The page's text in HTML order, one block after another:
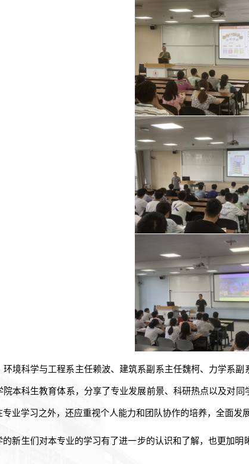
境科学与工程系主任赖波、建筑系副系主任魏柯、力学系
本科生教育体系，分享了专业发展前景、科研热点以及对
业学习之外，还应重视个人能力和团队协作的培养，全面发
新生们对本专业的学习有了进一步的认识和了解，也更加